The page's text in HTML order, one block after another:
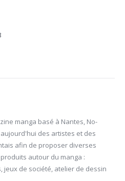
manga basé à Nantes, No-
des artistes et des
afin de proposer diverses
autour du manga :
jeux de société, atelier de dessin